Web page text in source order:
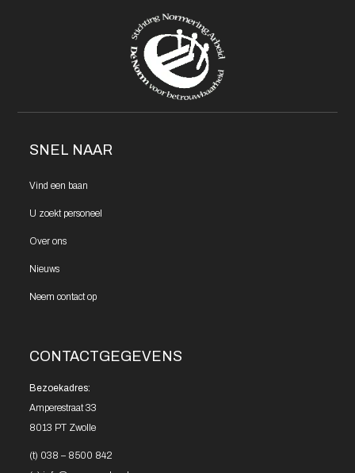
SNEL NAAR
Vind een baan
U zoekt personeel
Over ons
Nieuws
Neem contactop
CONTACTGEGEVENS
Bezoekadres:
Amperestraat 33
8013 PT Zwolle
(t) 038 – 8500 842